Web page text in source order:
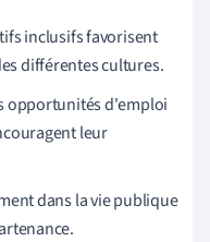
inclusifs favorisent
différentes cultures.
opportunités d'emploi
leur
dans la vie publique